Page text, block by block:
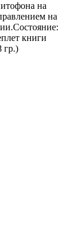
на
на
книги
гр.)